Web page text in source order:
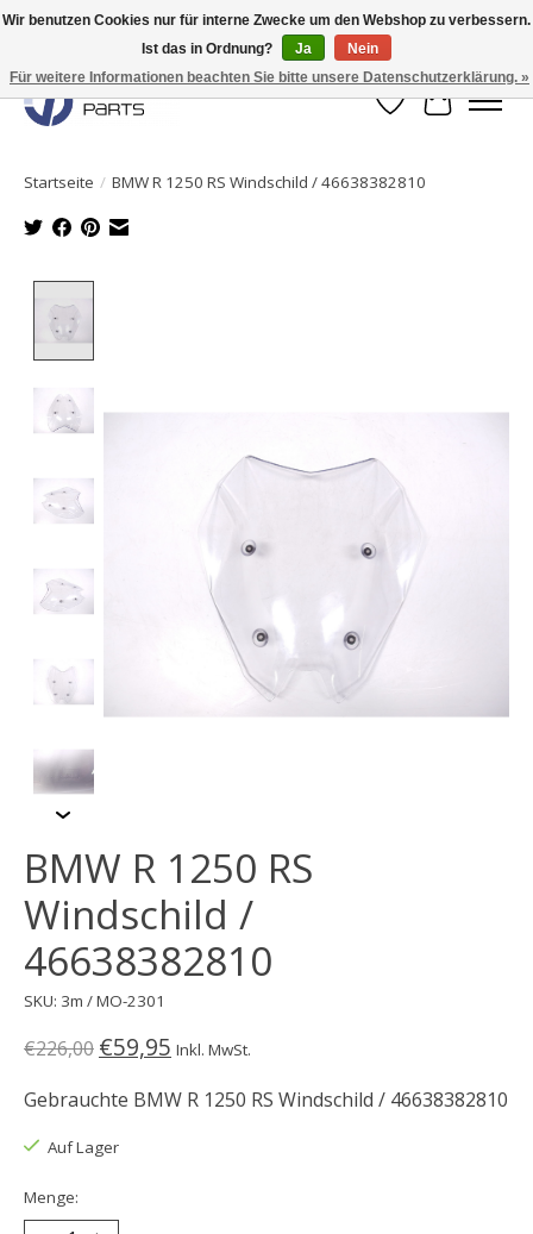
Originale Teile sofort lieferbar!
Wunschzettel
Ihr
Startseite / BMW R 1250 RS Windschild / 46638382810
BMW R 1250 RS
Windschild /
46638382810
SKU: 3m / MO-2301
€226,00 €59,95 Inkl. MwSt.
Gebrauchte BMW R 1250 RS Windschild / 46638382810
Auf Lager
Menge:
Wir benutzen Cookies nur für interne Zwecke um den Webshop zu verbessern.
Ist das in Ordnung?
Ja
Nein
Für weitere Informationen beachten Sie bitte unsere Datenschutzerklärung. »